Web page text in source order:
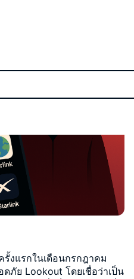
งแรกในเดือนกรกฎาคม
ภัย Lookout โดยเชื่อว่าเป็น